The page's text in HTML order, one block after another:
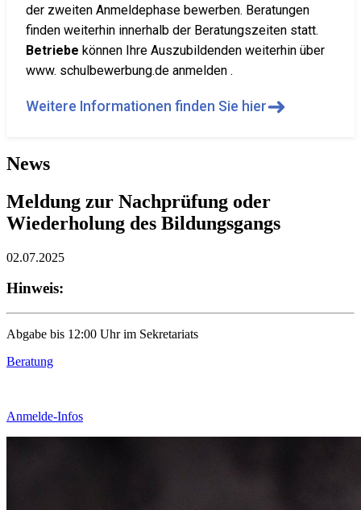
der zweiten Anmeldephase bewerben. Beratungen
finden weiterhin innerhalb der Beratungszeiten statt.
Betriebe können Ihre Auszubildenden weiterhin über
www. schulbewerbung.de anmelden .
Weitere Informationen finden Sie hier➜
News
Meldung zur Nachprüfung oder
Wiederholung des Bildungsgangs
02.07.2025
Hinweis:
Abgabe bis 12:00 Uhr im Sekretariats
Beratung
Anmelde-Infos